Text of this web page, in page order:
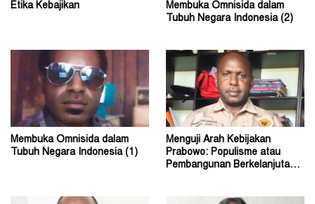
Etika Kebajikan
Membuka Omnisida dalam
Tubuh Negara Indonesia (2)
Membuka Omnisida dalam
Tubuh Negara Indonesia (1)
Menguji Arah Kebijakan
Prabowo: Populisme atau
Pembangunan Berkelanjutan?